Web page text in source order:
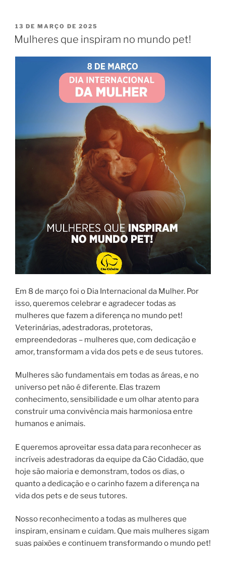
13 DE MARÇO DE 2025
Mulheres que inspiram no mundo pet!
Em 8 de março foi o Dia Internacional da Mulher. Por
isso, queremos celebrar e agradecer todas as
mulheres que fazem a diferença no mundo pet!
Veterinárias, adestradoras, protetoras,
empreendedoras – mulheres que, com dedicação e
amor, transformam a vida dos pets e de seus tutores.
Mulheres são fundamentais em todas as áreas, e no
universo pet não é diferente. Elas trazem
conhecimento, sensibilidade e um olhar atento para
construir uma convivência mais harmoniosa entre
humanos e animais.
E queremos aproveitar essa data para reconhecer as
incríveis adestradoras da equipe da Cão Cidadão, que
hoje são maioria e demonstram, todos os dias, o
quanto a dedicação e o carinho fazem a diferença na
vida dos pets e de seus tutores.
Nosso reconhecimento a todas as mulheres que
inspiram, ensinam e cuidam. Que mais mulheres sigam
suas paixões e continuem transformando o mundo pet!